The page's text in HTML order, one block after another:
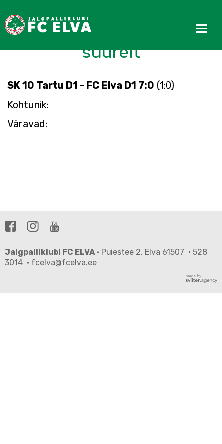
FC Elva D1 kaotas
suurelt
SK 10 Tartu D1 - FC Elva D1 7:0 (1:0)
Kohtunik:
Väravad:
Jalgpalliklubi FC ELVA· Puiestee 2, Elva 61507 · 528
3014 · fcelva@fcelva.ee